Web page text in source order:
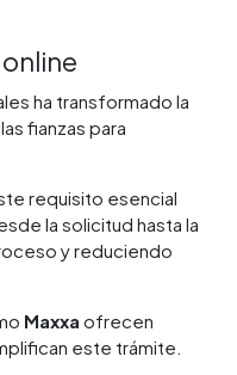
ha transformado la
fianzas para
requisito esencial
la solicitud hasta la
y reduciendo
Maxxa ofrecen
este trámite.